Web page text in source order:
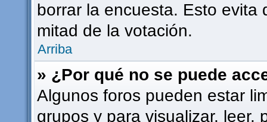
borrar la encuesta. Esto evita
mitad de la votación.
Arriba
» ¿Por qué no se puede
Algunos foros pueden estar
grupos y para visualizar, leer,